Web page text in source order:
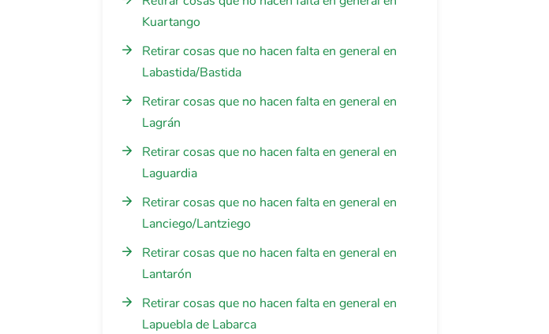
Kuartango
Retirar cosas que no hacen falta en general en
Labastida/Bastida
Retirar cosas que no hacen falta en general en
Lagrán
Retirar cosas que no hacen falta en general en
Laguardia
Retirar cosas que no hacen falta en general en
Lanciego/Lantziego
Retirar cosas que no hacen falta en general en
Lantarón
Retirar cosas que no hacen falta en general en
Lapuebla de Labarca